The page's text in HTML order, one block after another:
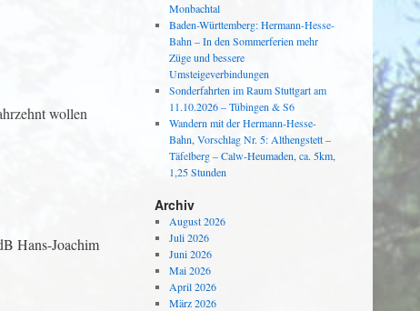
wollen
Hans-Joachim
Monbachtal
Baden-Württemberg: Hermann-Hesse-
Bahn – In den Sommerferien mehr
Züge und bessere
Umsteigeverbindungen
Sonderfahrten im Raum Stuttgart am
11.10.2026 – Tübingen & S6
Wandern mit der Hermann-Hesse-
Bahn, Vorschlag Nr. 5: Althengstett –
Täfelberg – Calw-Heumaden, ca. 5km,
1,25 Stunden
Archiv
August 2026
Juli 2026
Juni 2026
Mai 2026
April 2026
März 2026